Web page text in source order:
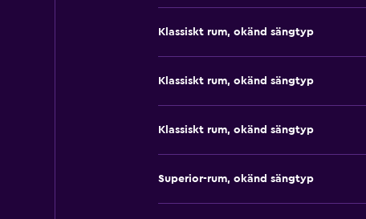
Klassiskt rum, okänd sängtyp
Klassiskt rum, okänd sängtyp
Klassiskt rum, okänd sängtyp
Superior-rum, okänd sängtyp